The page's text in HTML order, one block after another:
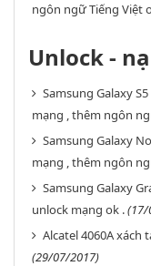
ngôn ngữ Tiếng Việt
Unlock -
Samsung Galaxy
mạng , thêm ngôn
Samsung Galaxy
mạng , thêm ngôn
Samsung Galaxy
unlock mạng ok .(17/
Alcatel 4060A xách
(29/07/2017)